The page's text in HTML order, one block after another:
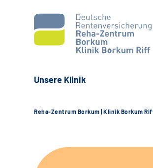
Unsere Klinik
Reha-Zentrum Borkum | Klinik Borkum